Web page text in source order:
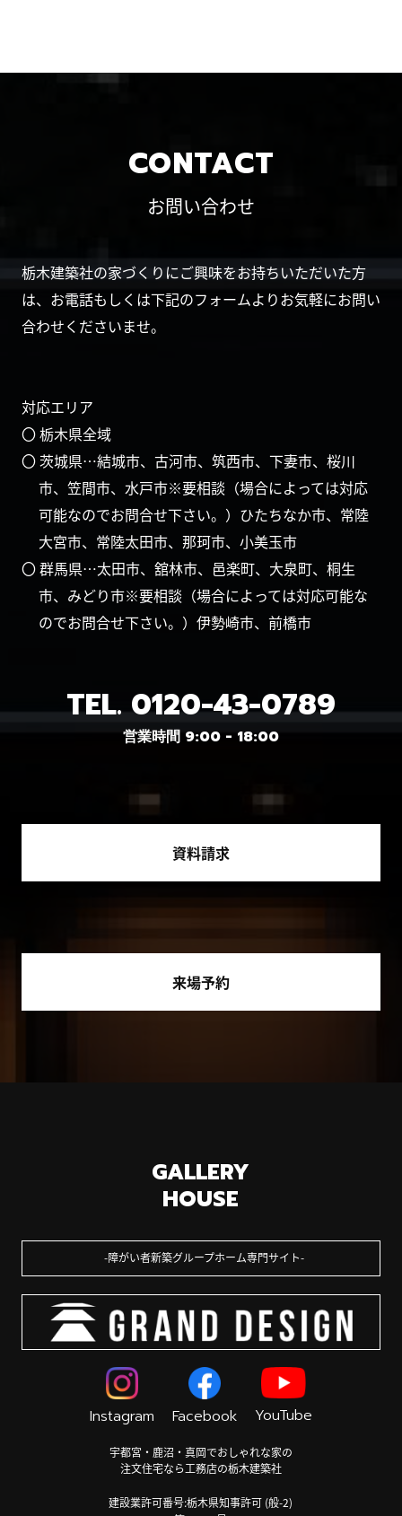
CONTACT
お問い合わせ
栃木建築社の家づくりにご興味をお持ちいただいた方
は、お電話もしくは下記のフォームよりお気軽にお問い
合わせくださいませ。
対応エリア
〇 栃木県全域
〇 茨城県…結城市、古河市、筑西市、下妻市、桜川
市、笠間市、水戸市※要相談（場合によっては対応
可能なのでお問合せ下さい。）ひたちなか市、常陸
大宮市、常陸太田市、那珂市、小美玉市
〇 群馬県…太田市、舘林市、邑楽町、大泉町、桐生
市、みどり市※要相談（場合によっては対応可能な
のでお問合せ下さい。）伊勢崎市、前橋市
TEL. 0120-43-0789
営業時間 9:00 - 18:00
資料請求
来場予約
GALLERY
HOUSE
障がい者新築グループホーム専門サイト
Instagram Facebook YouTube
宇都宮・鹿沼・真岡でおしゃれな家の
注文住宅なら工務店の栃木建築社
建設業許可番号:栃木県知事許可 (般-2)